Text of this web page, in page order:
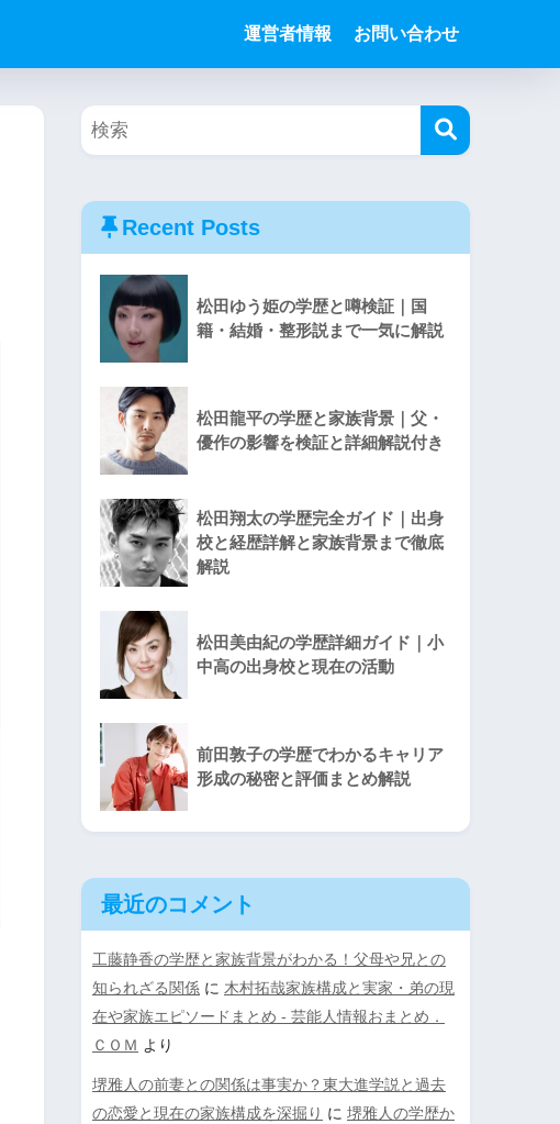
運営者情報 お問い合わせ
Recent Posts
松田ゆう姫の学歴と噂検証｜国
籍・結婚・整形説まで一気に解説
松田龍平の学歴と家族背景｜父・
優作の影響を検証と詳細解説付き
松田翔太の学歴完全ガイド｜出身
校と経歴詳解と家族背景まで徹底
解説
松田美由紀の学歴詳細ガイド｜小
中高の出身校と現在の活動
前田敦子の学歴でわかるキャリア
形成の秘密と評価まとめ解説
最近のコメント
工藤静香の学歴と家族背景がわかる！父母や兄との
知られざる関係 に 木村拓哉家族構成と実家・弟の現
在や家族エピソードまとめ - 芸能人情報おまとめ．
ＣＯＭ より
堺雅人の前妻との関係は事実か？東大進学説と過去
の恋愛と現在の家族構成を深掘り に 堺雅人の学歴か